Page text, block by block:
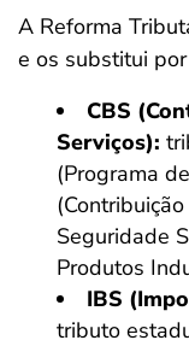
A Reforma
e os substitui
CBS
Serviços):
(Programa
Seguridade
Produtos
IBS
tributo